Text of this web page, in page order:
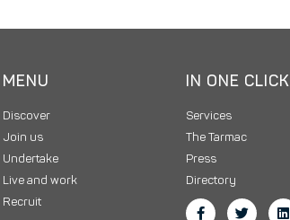
MENU
Discover
Join us
Undertake
Live and work
Recruit
IN ONE CLICK
Services
The Tarmac
Press
Directory